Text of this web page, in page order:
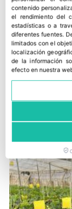
27 julio, 2026
contenido
el rendimiento del
estadísticas o a
diferentes fuentes.
limitados con el
localización
de la información
efecto en nuestra